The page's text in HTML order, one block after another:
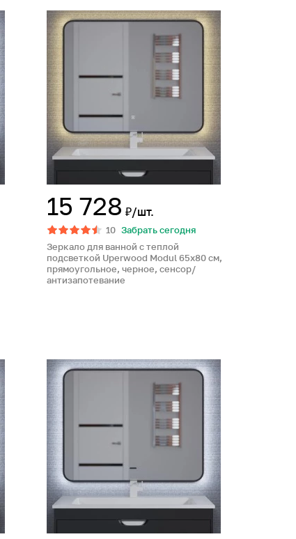
15 728 ₽/шт.
10 Забрать сегодня
Зеркало для ванной с теплой
подсветкой Uperwood Modul 65х80 см,
прямоугольное, черное, сенсор/
антизапотевание